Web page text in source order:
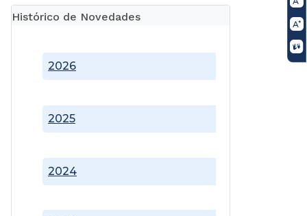
Histórico de Novedades
2024
2025
2026